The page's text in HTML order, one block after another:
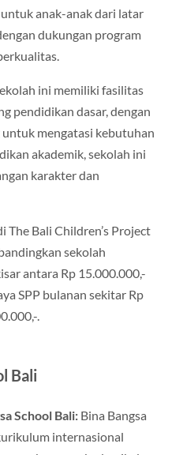
anak-anak dari latar
dukungan program
ini memiliki fasilitas
pendidikan dasar, dengan
mengatasi kebutuhan
akademik, sekolah ini
karakter dan
The Bali Children’s Project
sekolah
antara Rp 15.000.000,-
SPP bulanan sekitar Rp
.
Bali
School Bali:Bina Bangsa
internasional